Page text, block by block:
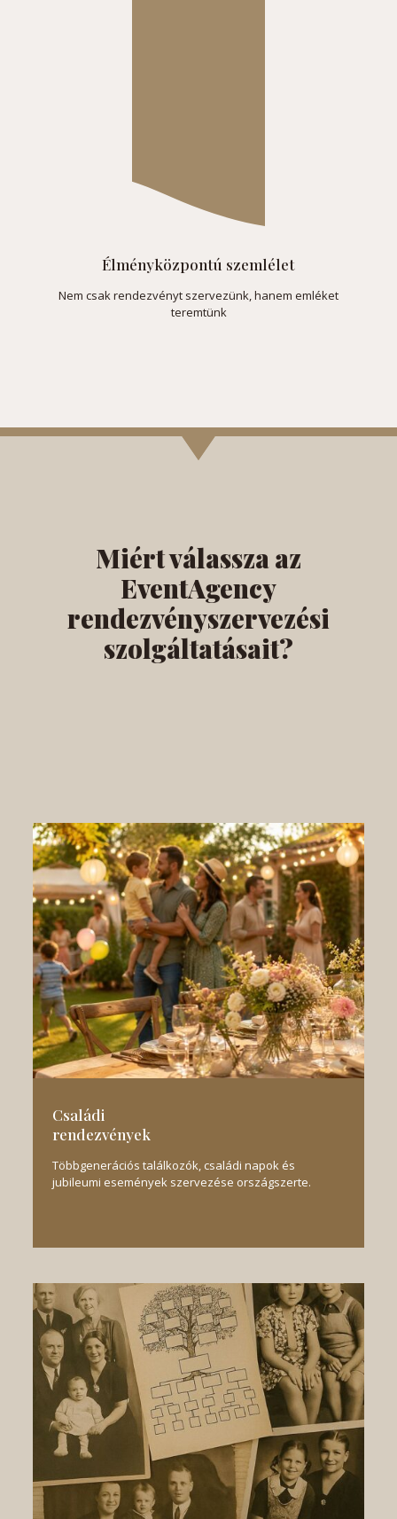
Élményközpontú szemlélet
Nem csak rendezvényt szervezünk, hanem emléket
teremtünk
Miért válassza az
EventAgency
rendezvényszervezési
szolgáltatásait?
Családi
rendezvények
Többgenerációs találkozók, családi napok és
jubileumi események szervezése országszerte.